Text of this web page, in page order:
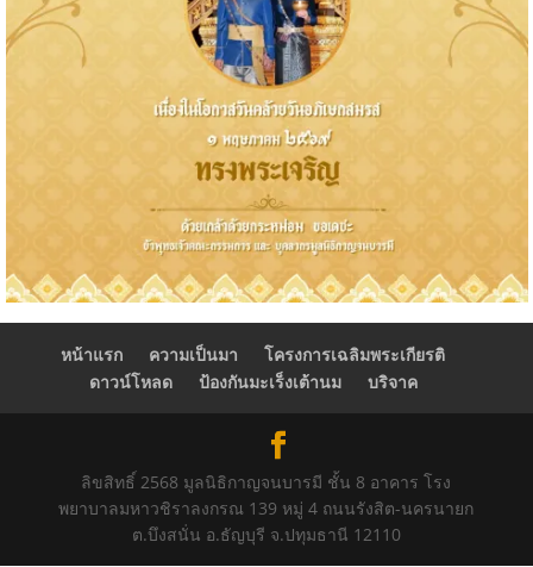
หน้าแรก ความเป็นมา
โครงการเฉลิมพระเกียรติ
ดาวน์โหลด
ป้องกันมะเร็งเต้านม บริจาค
ลิขสิทธิ์ 2568 มูลนิธิกาญจนบารมี ชั้น 8 อาคาร โรง
พยาบาลมหาวชิราลงกรณ 139 หมู่ 4 ถนนรังสิต-นครนายก
ต.บึงสนั่น อ.ธัญบุรี จ.ปทุมธานี 12110